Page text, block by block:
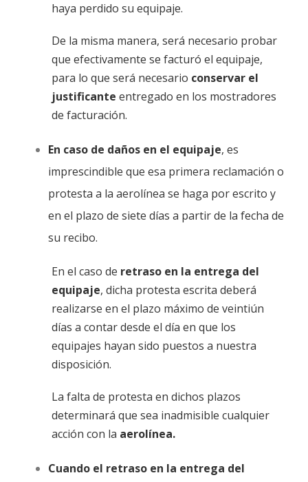
haya perdido su equipaje.
De la misma manera, será necesario probar
que efectivamente se facturó el equipaje,
para lo que será necesario conservar el
justificante entregado en los mostradores
de facturación.
En caso de daños en el equipaje, es
imprescindible que esa primera reclamación o
protesta a la aerolínea se haga por escrito y
en el plazo de siete días a partir de la fecha de
su recibo.
En el caso de retraso en la entrega del
equipaje, dicha protesta escrita deberá
realizarse en el plazo máximo de veintiún
días a contar desde el día en que los
equipajes hayan sido puestos a nuestra
disposición.
La falta de protesta en dichos plazos
determinará que sea inadmisible cualquier
acción con la aerolínea.
Cuando el retraso en la entrega del